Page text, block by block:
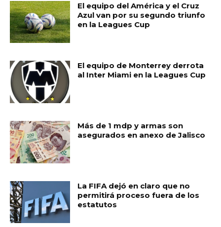
El equipo del América y el Cruz
Azul van por su segundo triunfo
en la Leagues Cup
El equipo de Monterrey derrota
al Inter Miami en la Leagues Cup
Más de 1 mdp y armas son
asegurados en anexo de Jalisco
La FIFA dejó en claro que no
permitirá proceso fuera de los
estatutos